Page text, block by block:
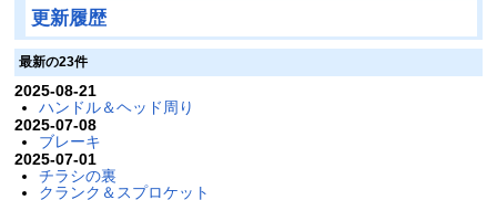
更新履歴
最新の23件
2025-08-21
ハンドル＆ヘッド周り
2025-07-08
ブレーキ
2025-07-01
チラシの裏
クランク＆スプロケット